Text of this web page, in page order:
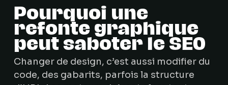
Pourquoi une
refonte graphique
peut saboter le SEO
Changer de design, c’est aussi modifier du
code, des gabarits, parfois la structure